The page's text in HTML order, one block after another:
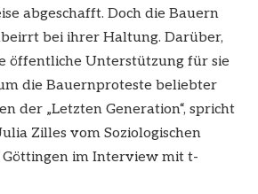
abgeschafft. Doch die Bauern
bei ihrer Haltung. Darüber,
öffentliche Unterstützung für sie
die Bauernproteste beliebter
der „Letzten Generation“, spricht
Zilles vom Soziologischen
Göttingen im Interview mit t-